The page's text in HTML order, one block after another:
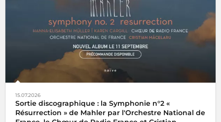
15.07.2026
Sortie discographique : la Symphonie n°2 «
Résurrection » de Mahler par l'Orchestre National de